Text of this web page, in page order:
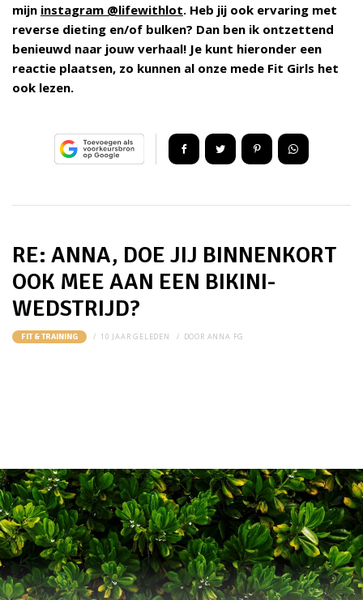
mijn instagram @lifewithlot. Heb jij ook ervaring met
reverse dieting en/of bulken? Dan ben ik ontzettend
benieuwd naar jouw verhaal! Je kunt hieronder een
reactie plaatsen, zo kunnen al onze mede Fit Girls het
ook lezen.
RE: ANNA, DOE JIJ BINNENKORT
OOK MEE AAN EEN BIKINI-
WEDSTRIJD?
FIT & TRAINING 10 JAAR GELEDEN DOOR ANNA FG